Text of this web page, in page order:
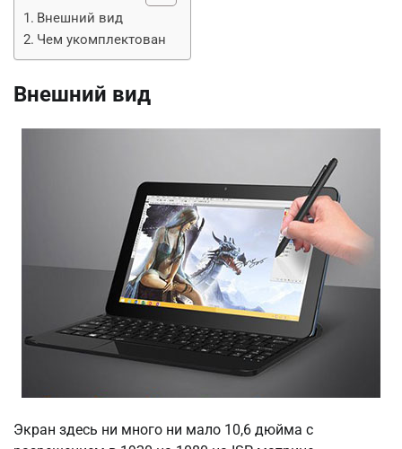
Внешний вид
Чем укомплектован
Внешний вид
Экран здесь ни много ни мало 10,6 дюйма с